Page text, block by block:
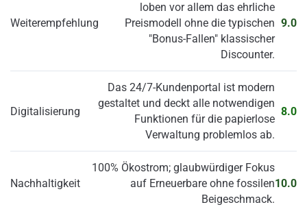
Weiterempfehlung
loben vor allem das ehrliche
Preismodell ohne die typischen
"Bonus-Fallen" klassischer
Discounter.
9.0
Digitalisierung
Das 24/7-Kundenportal ist modern
gestaltet und deckt alle notwendigen
Funktionen für die papierlose
Verwaltung problemlos ab.
8.0
Nachhaltigkeit
100% Ökostrom; glaubwürdiger Fokus
auf Erneuerbare ohne fossilen
Beigeschmack.
10.0